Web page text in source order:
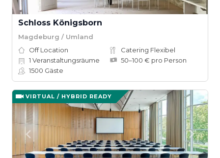
Schloss Königsborn
Magdeburg / Umland
Off Location
Catering Flexibel
1 Veranstaltungsräume
50–100 € pro Person
1500 Gäste
VIRTUAL / HYBRID READY